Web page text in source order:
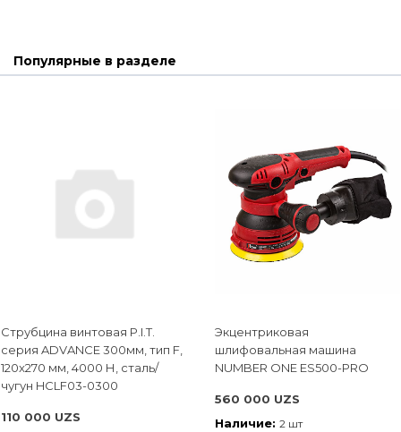
Популярные в разделе
Струбцина винтовая P.I.T.
cерия ADVANCE 300мм, тип F,
120x270 мм, 4000 Н, сталь/
чугун HCLF03-0300
110 000 UZS
Экцентриковая
шлифовальная машина
NUMBER ONE ES500-PRO
560 000 UZS
Наличие: 2 шт